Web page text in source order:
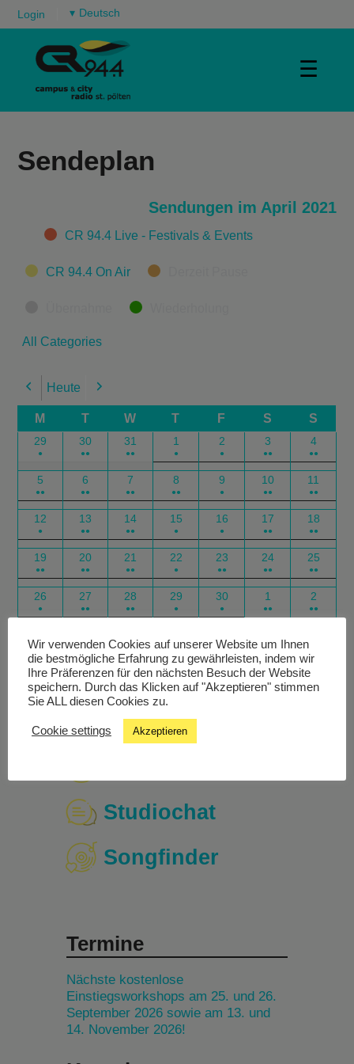
Login ▾
☰
Sendeplan
Sendungen im April 2021
CategoriesCR 94.4 Live - Festivals & Events
CR 94.4 On Air
All Categories
Previous
Heute Next
M T W T F S S
29
●
30
●●
31
●●
1
●
2
●
3
●●
4
●●
5
●●
6
●●
7
●●
8
●●
9
●
10
●●
11
●●
12
●
13
●●
14
●●
15
●
16
●
17
●●
18
●●
19
●●
20
●●
21
●●
22
●
23
●●
24
●●
25
●●
26
●
27
●●
28
●●
29
●
30
●
1
●●
2
●●
Subscribe
in
Google
Subscribe
in
Outlook
Export
for
Google
Export
for
Outlook
Studiochat
Songfinder
Termine
Nächste kostenlose
Einstiegsworkshops am 25. und 26.
September 2026 sowie am 13. und
14. November 2026!
Wir verwenden Cookies auf unserer Website um Ihnen
die bestmögliche Erfahrung zu gewährleisten, indem wir
Ihre Präferenzen für den nächsten Besuch der Website
speichern. Durch das Klicken auf "Akzeptieren" stimmen
Sie ALL diesen Cookies zu.
Cookie settings Akzeptieren